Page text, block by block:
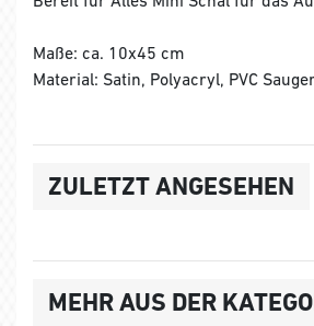
Maße: ca. 10x45 cm
Material: Satin, Polyacryl, PVC
ZULETZT ANGESEHEN
MEHR AUS DER